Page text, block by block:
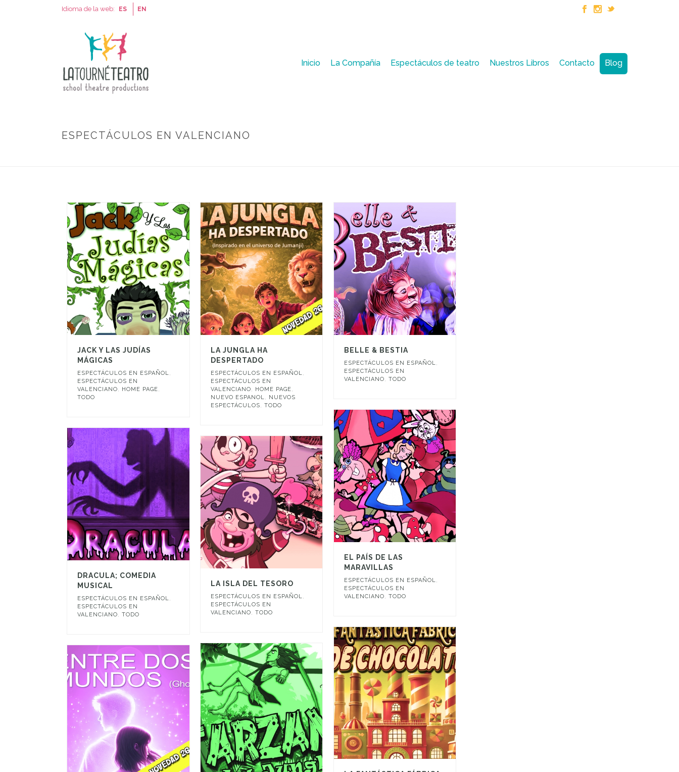
Idioma de la web: ES EN
Inicio La Compañía Espectáculos de teatro Nuestros Libros Contacto Blog
ESPECTÁCULOS EN VALENCIANO
JACK Y LAS JUDÍAS
MÁGICAS
ESPECTÁCULOS EN ESPAÑOL,
ESPECTÁCULOS EN
VALENCIANO, HOME PAGE,
TODO
LA JUNGLA HA
DESPERTADO
ESPECTÁCULOS EN ESPAÑOL,
ESPECTÁCULOS EN
VALENCIANO, HOME PAGE,
NUEVO ESPANOL, NUEVOS
ESPECTÁCULOS, TODO
BELLE & BESTIA
ESPECTÁCULOS EN ESPAÑOL,
ESPECTÁCULOS EN
VALENCIANO, TODO
EL PAÍS DE LAS
MARAVILLAS
ESPECTÁCULOS EN ESPAÑOL,
ESPECTÁCULOS EN
VALENCIANO, TODO
DRACULA; COMEDIA
MUSICAL
ESPECTÁCULOS EN ESPAÑOL,
ESPECTÁCULOS EN
VALENCIANO, TODO
LA ISLA DEL TESORO
ESPECTÁCULOS EN ESPAÑOL,
ESPECTÁCULOS EN
VALENCIANO, TODO